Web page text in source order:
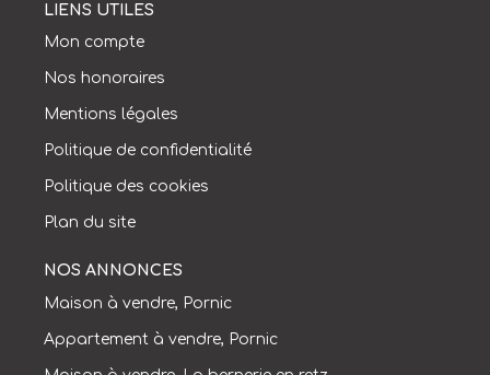
LIENS UTILES
Mon compte
Nos honoraires
Mentions légales
Politique de confidentialité
Politique des cookies
Plan du site
NOS ANNONCES
Maison à vendre, Pornic
Appartement à vendre, Pornic